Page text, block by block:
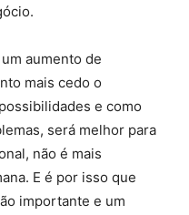
aumento de
mais cedo o
e como
será melhor para
não é mais
E é por isso que
importante e um